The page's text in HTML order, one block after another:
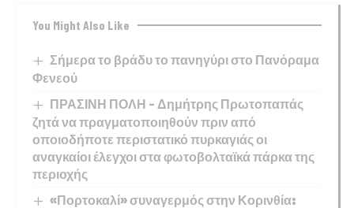
You Might Also Like
Σήμερα το βράδυ το πανηγύρι στο Πανόραμα
Φενεού
ΠΡΑΣΙΝΗ ΠΟΛΗ – Δημήτρης Πρωτοπαπάς
ζητά να πραγματοποιηθούν πριν από
οποιοδήποτε περιστατικό πυρκαγιάς οι
αναγκαίοι έλεγχοι στα φωτοβολταϊκά πάρκα της
περιοχής
«Πορτοκαλί» συναγερμός στην Κορινθία: